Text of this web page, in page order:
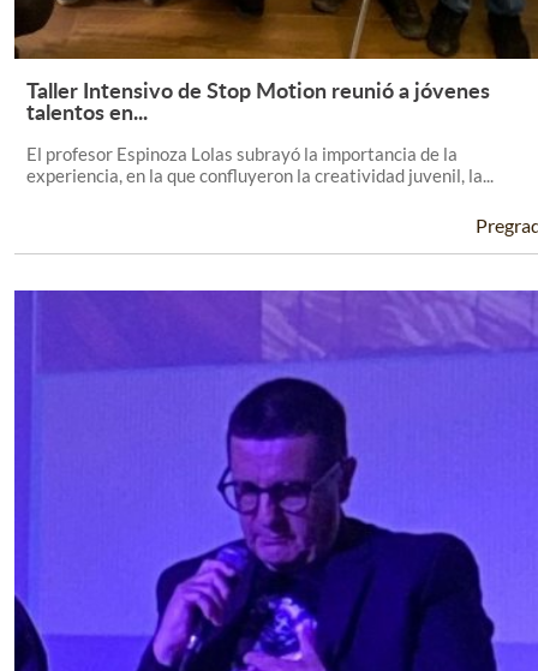
Leer Más +
Taller Intensivo de Stop Motion reunió a jóvenes
talentos en...
El profesor Espinoza Lolas subrayó la importancia de la
experiencia, en la que confluyeron la creatividad juvenil, la...